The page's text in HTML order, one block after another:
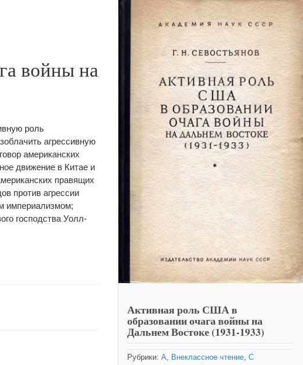
войны на
роль
агрессивную
американских
движение в Китае и
правящих
против агрессии
империализмом;
господства Уолл-
Активная роль США в
образовании очага войны на
Дальнем Востоке (1931-1933)
Рубрики: А Внеклассное чтение С